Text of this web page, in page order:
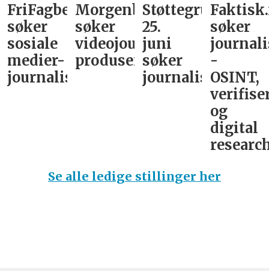
FriFagbevegelse
søker
sosiale
medier-
journalist
Morgenbladet
søker
videojournalist/podkast-
produsent
Støttegruppa
25.
juni
søker
journalist
søker
-
OSINT,
og
digital
Se alle ledige stillinger her